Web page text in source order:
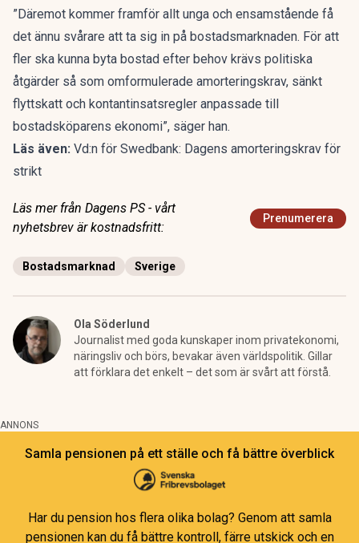
”Däremot kommer framför allt unga och ensamstående få
det ännu svårare att ta sig in på bostadsmarknaden. För att
fler ska kunna byta bostad efter behov krävs politiska
åtgärder så som omformulerade amorteringskrav, sänkt
flyttskatt och kontantinsatsregler anpassade till
bostadsköparens ekonomi”, säger han.
Läs även: Vd:n för Swedbank: Dagens amorteringskrav för
strikt
Läs mer från Dagens PS - vårt
nyhetsbrev är kostnadsfritt:
Prenumerera
Bostadsmarknad Sverige
Ola Söderlund
Journalist med goda kunskaper inom privatekonomi,
näringsliv och börs, bevakar även världspolitik. Gillar
att förklara det enkelt – det som är svårt att förstå.
ANNONS
Samla pensionen på ett ställe och få bättre överblick
Har du pension hos flera olika bolag? Genom att samla
pensionen kan du få bättre kontroll, färre utskick och en